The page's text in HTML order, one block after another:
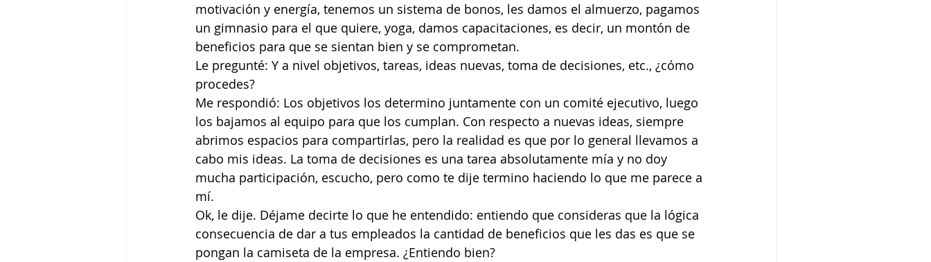
motivación y energía, tenemos un sistema de bonos, les damos el almuerzo, pagamos
un gimnasio para el que quiere, yoga, damos capacitaciones, es decir, un montón de
beneficios para que se sientan bien y se comprometan.
Le pregunté: Y a nivel objetivos, tareas, ideas nuevas, toma de decisiones, etc., ¿cómo
procedes?
Me respondió: Los objetivos los determino juntamente con un comité ejecutivo, luego
los bajamos al equipo para que los cumplan. Con respecto a nuevas ideas, siempre
abrimos espacios para compartirlas, pero la realidad es que por lo general llevamos a
cabo mis ideas. La toma de decisiones es una tarea absolutamente mía y no doy
mucha participación, escucho, pero como te dije termino haciendo lo que me parece a
mí.
Ok, le dije. Déjame decirte lo que he entendido: entiendo que consideras que la lógica
consecuencia de dar a tus empleados la cantidad de beneficios que les das es que se
pongan la camiseta de la empresa. ¿Entiendo bien?